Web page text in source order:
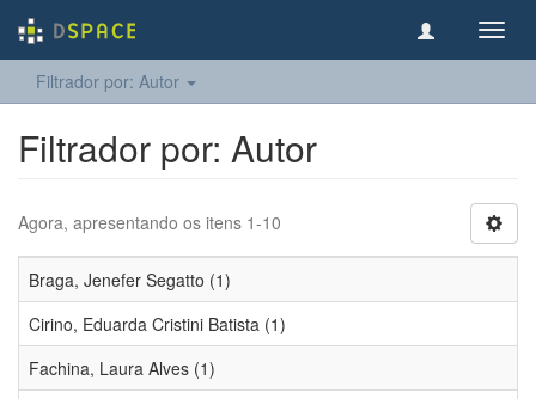
Filtrador por: Autor
Filtrador por: Autor
Agora, apresentando os itens 1-10
Braga, Jenefer Segatto (1)
Cirino, Eduarda Cristini Batista (1)
Fachina, Laura Alves (1)